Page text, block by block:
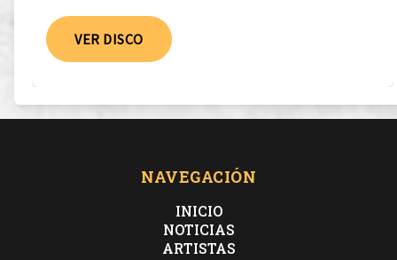
VER DISCO
NAVEGACIÓN
INICIO
NOTICIAS
ARTISTAS